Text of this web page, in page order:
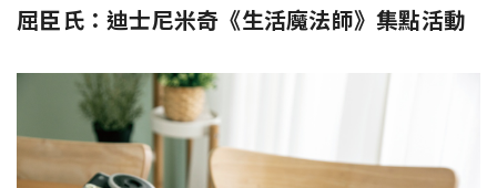
屈臣氏：迪士尼米奇《生活魔法師》集點活動